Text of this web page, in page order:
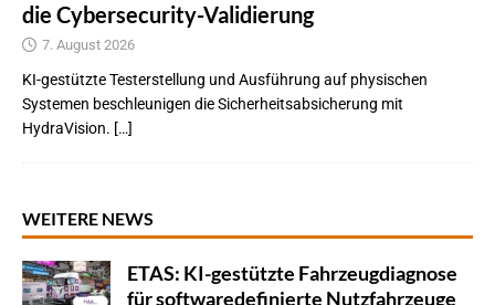
die Cybersecurity-Validierung
7. August 2026
KI-gestützte Testerstellung und Ausführung auf physischen
Systemen beschleunigen die Sicherheitsabsicherung mit
HydraVision. […]
WEITERE NEWS
ETAS: KI-gestützte Fahrzeugdiagnose
für softwaredefinierte Nutzfahrzeuge